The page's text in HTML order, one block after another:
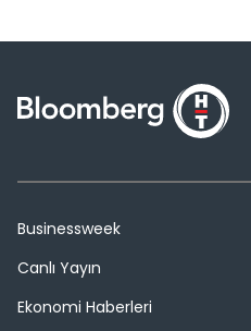
Businessweek
Canlı Yayın
Ekonomi Haberleri